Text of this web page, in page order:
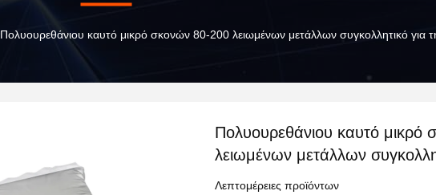
Πολυουρεθάνιου καυτό μικρό σκονών 80-200 λειωμένων μετάλλων συγκολλητικό για
Πολυουρεθάνιου καυτό μικρό
λειωμένων μετάλλων
εκτύπωση οθόνης μεταφοράς
Λεπτομέρειες προϊόντων